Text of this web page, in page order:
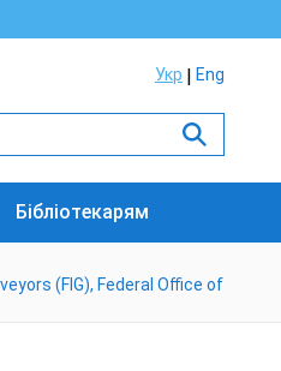
Укр Eng
Бібліотекарям
(FIG), Federal Office of